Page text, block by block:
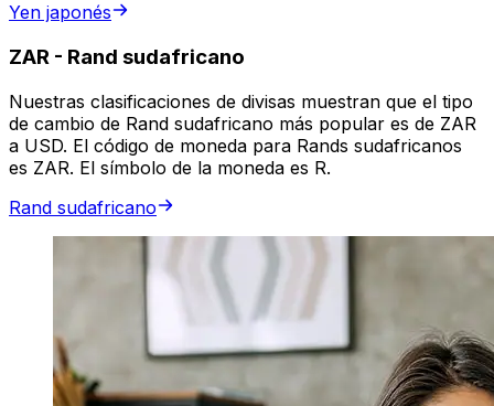
Yen japonés
ZAR - Rand sudafricano
Nuestras clasificaciones de divisas muestran que el tipo
de cambio de Rand sudafricano más popular es de ZAR
a USD. El código de moneda para Rands sudafricanos
es ZAR. El símbolo de la moneda es R.
Rand sudafricano